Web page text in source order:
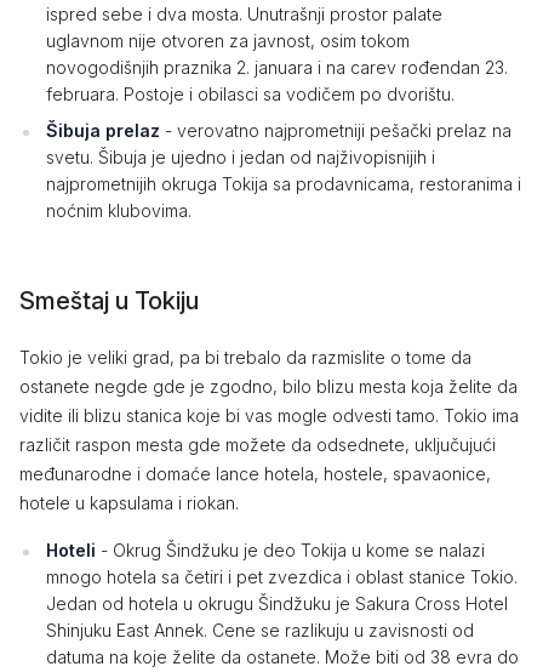
ispred sebe i dva mosta. Unutrašnji prostor palate
uglavnom nije otvoren za javnost, osim tokom
novogodišnjih praznika 2. januara i na carev rođendan 23.
februara. Postoje i obilasci sa vodičem po dvorištu.
Šibuja prelaz - verovatno najprometniji pešački prelaz na
svetu. Šibuja je ujedno i jedan od najživopisnijih i
najprometnijih okruga Tokija sa prodavnicama, restoranima i
noćnim klubovima.
Smeštaj u Tokiju
Tokio je veliki grad, pa bi trebalo da razmislite o tome da
ostanete negde gde je zgodno, bilo blizu mesta koja želite da
vidite ili blizu stanica koje bi vas mogle odvesti tamo. Tokio ima
različit raspon mesta gde možete da odsednete, uključujući
međunarodne i domaće lance hotela, hostele, spavaonice,
hotele u kapsulama i riokan.
Hoteli - Okrug Šindžuku je deo Tokija u kome se nalazi
mnogo hotela sa četiri i pet zvezdica i oblast stanice Tokio.
Jedan od hotela u okrugu Šindžuku je Sakura Cross Hotel
Shinjuku East Annek. Cene se razlikuju u zavisnosti od
datuma na koje želite da ostanete. Može biti od 38 evra do